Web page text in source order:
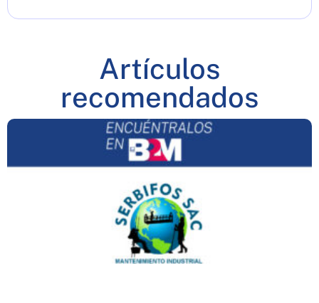
Artículos
recomendados